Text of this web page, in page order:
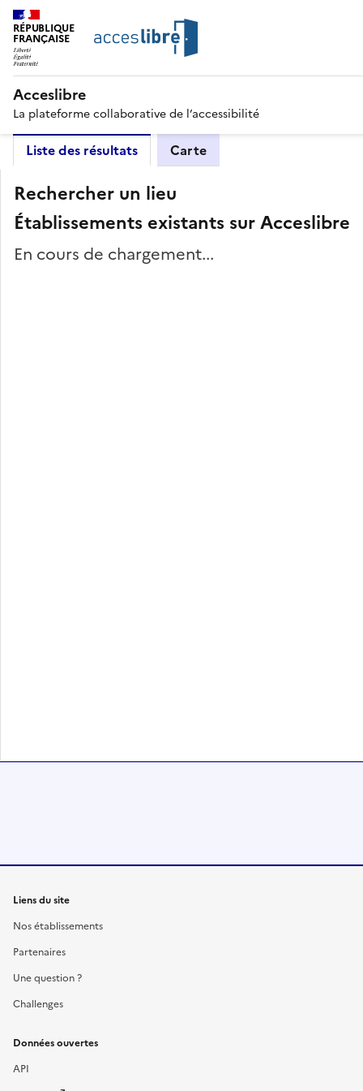
RÉPUBLIQUE
FRANÇAISE
Acceslibre
La plateforme collaborative de l’accessibilité
Liste des résultats Carte
Rechercher un lieu
Établissements existants sur Acceslibre
En cours de chargement...
Liens du site
Nos établissements
Partenaires
Une question ?
Challenges
Données ouvertes
API